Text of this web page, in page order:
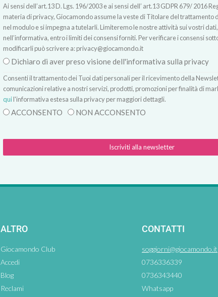
Ai sensi dell’art.13 D. Lgs. 196/2003 e ai sensi dell’ art.13 GDPR 679/ 2016
materia di privacy, Giocamondo assume la veste di Titolare del trattamento
nel modulo e si impegna a tutelarli. Limiteremo le nostre attività sui vostri
nell’informativa, entro i limiti dei consensi forniti. Per verificare i consensi
modificarli può scrivere a:privacy@giocamondo.it
Dichiaro di aver preso visione dell'informativa sulla privacy
Consenti il trattamento dei Tuoi dati personali per il ricevimento della
comunicazioni relative a nostri servizi, prodotti, promozioni per finalità di
quil'informativa estesa sulla privacy per maggiori dettagli.
ACCONSENTO NON ACCONSENTO
Iscriviti alla newsletter
ALTRO
Giocamondo Club
Accedi
Blog
Reclami
CONTATTI
soggiorni@giocamondo.it
0736336339
0736343440
Whatsapp